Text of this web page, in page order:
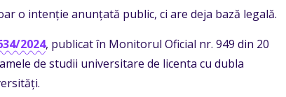
o intenție anunțată public, ci are deja bază legală.
2024, publicat în Monitorul Oficial nr. 949 din 20
de studii universitare de licenta cu dubla